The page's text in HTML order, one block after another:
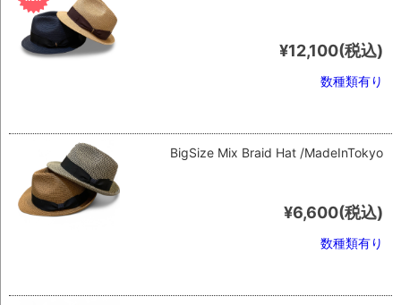
¥12,100(税込)
数種類有り
BigSize Mix Braid Hat /MadeInTokyo
¥6,600(税込)
数種類有り